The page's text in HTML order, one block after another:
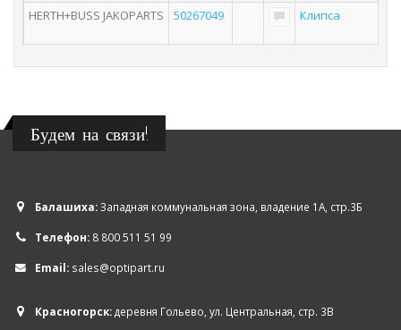
HERTH+BUSS JAKOPARTS 50267049 Клипса
Будем на связи!
Балашиха:Западная коммунальная зона, владение 1А, стр.3Б
Телефон: 8 800 511 51 99
Email: sales@optipart.ru
Красногорск:деревня Гольево, ул. Центральная, стр. 3В